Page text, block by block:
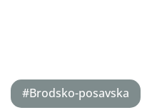
#Brodsko-posavska